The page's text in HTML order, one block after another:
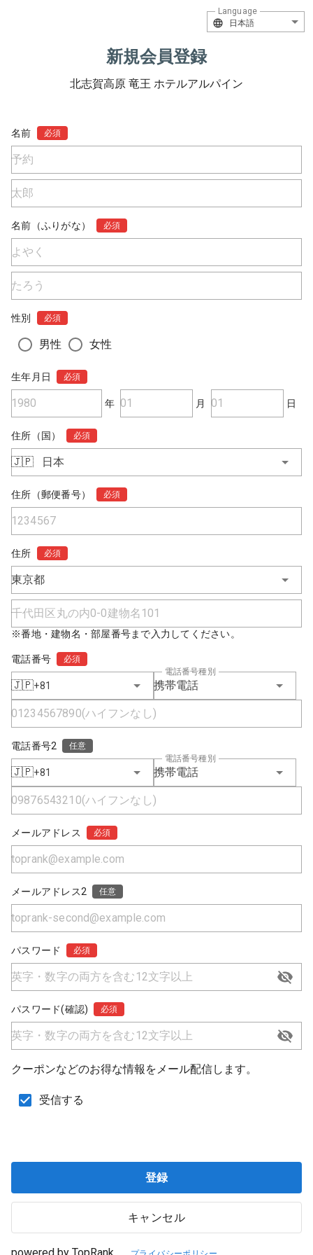
日本語
Language
新規会員登録
北志賀高原 竜王 ホテルアルパイン
名前 必須
名前（ふりがな） 必須
性別 必須
男性 女性
生年月日 必須
年 月 日
住所（国） 必須
🇯🇵 日本
住所（郵便番号） 必須
住所 必須
東京都
※番地・建物名・部屋番号まで入力してください。
電話番号 必須
🇯🇵+81 携帯電話
電話番号種別
電話番号2 任意
🇯🇵+81 携帯電話
電話番号種別
メールアドレス 必須
メールアドレス2 任意
パスワード 必須
パスワード(確認) 必須
クーポンなどのお得な情報をメール配信します。
受信する
キャンセル
登録